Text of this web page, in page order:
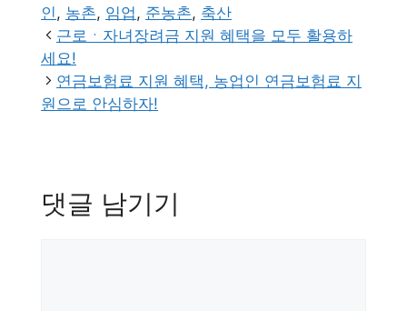
테
고
리
그
인, 농촌, 임업, 준농촌, 축산
근로ㆍ자녀장려금 지원 혜택을 모두 활용하
세요!
연금보험료 지원 혜택, 농업인 연금보험료 지
원으로 안심하자!
댓글 남기기